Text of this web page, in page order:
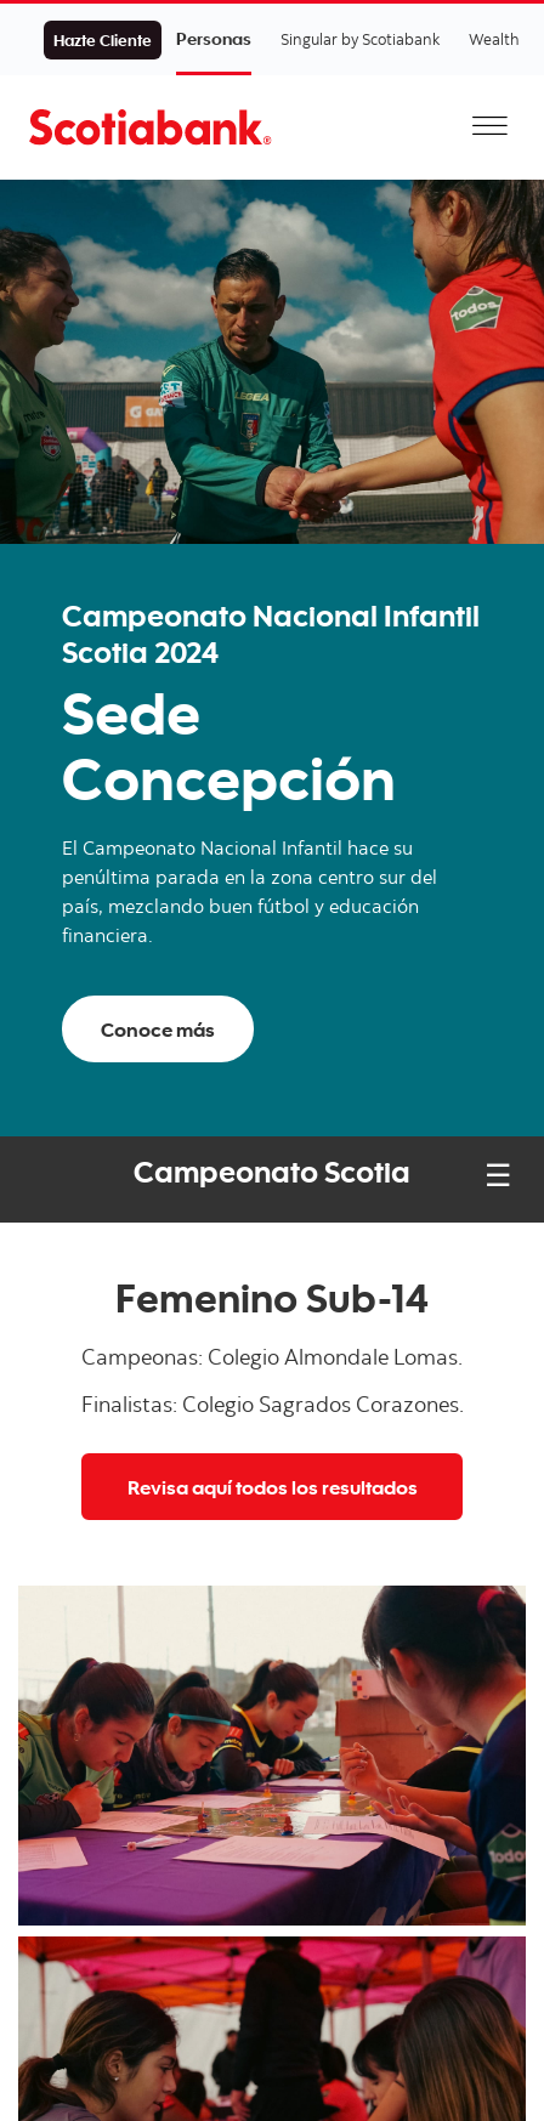
Hazte Cliente Personas Singular by Scotiabank Wealth
Campeonato Nacional Infantil
Scotia 2024
Sede
Concepción
El Campeonato Nacional Infantil hace su
penúltima parada en la zona centro sur del
país, mezclando buen fútbol y educación
financiera.
Conoce más
Campeonato Scotia ☰
Femenino Sub-14
Campeonas: Colegio Almondale Lomas.
Finalistas: Colegio Sagrados Corazones.
Revisa aquí todos los resultados